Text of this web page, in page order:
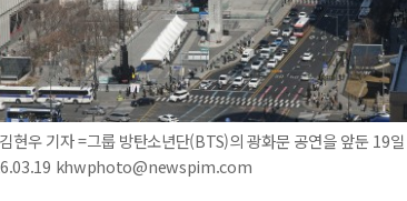
현우 기자 =그룹 방탄소년단(BTS)의 광화문 공연을 앞둔 19
khwphoto@newspim.com